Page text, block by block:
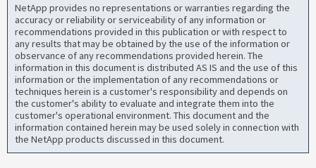
NetApp provides no representations or warranties regarding the
accuracy or reliability or serviceability of any information or
recommendations provided in this publication or with respect to
any results that may be obtained by the use of the information or
observance of any recommendations provided herein. The
information in this document is distributed AS IS and the use of this
information or the implementation of any recommendations or
techniques herein is a customer's responsibility and depends on
the customer's ability to evaluate and integrate them into the
customer's operational environment. This document and the
information contained herein may be used solely in connection with
the NetApp products discussed in this document.